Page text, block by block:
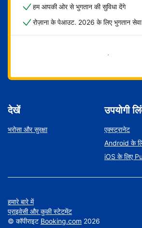
हम आपकी ओर से भुगतान की सुविधा देंगे
रोज़ाना के पेआउट. 2026 के लिए भुगतान
अभी शुरू करें
देखें
भरोसा और सुरक्षा
उपयोगी
एक्स्ट्रानेट
Android के
iOS के लिए
हमारे बारे में
प्राइवेसी और कुकी स्टेटमेंट
© कॉपीराइट Booking.com 2026